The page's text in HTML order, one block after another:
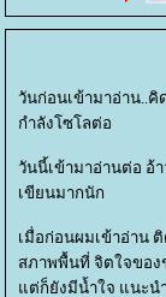
วันก่อนเข้ามาอ่าน..คิ
กำลังโซโลต่อ
วันนี้เข้ามาอ่านต่อ อ้
เขียนมากนัก
เมื่อก่อนผมเข้าอ่าน
สภาพพื้นที่ จิตใจขอ
ต่ก็ยังมีน้ำใจ แนะน